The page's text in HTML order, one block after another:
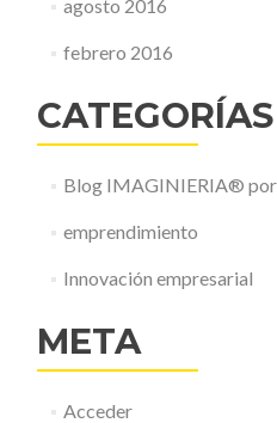
agosto 2016
febrero 2016
CATEGORÍAS
Blog IMAGINIERIA® por
emprendimiento
Innovación empresarial
META
Acceder